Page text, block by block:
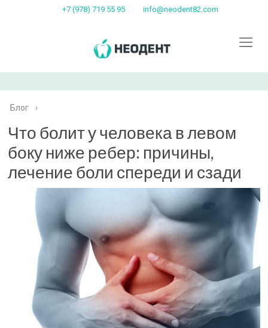
+7 (978) 719 55 95 info@neodent82.com
Блог ›
Что болит у человека в левом
боку ниже ребер: причины,
лечение боли спереди и сзади